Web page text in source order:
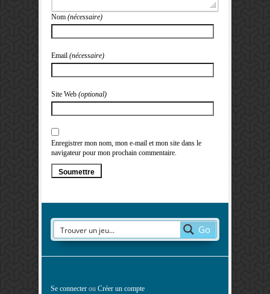
Nom (nécessaire)
Email (nécessaire)
Site Web (optional)
Enregistrer mon nom, mon e-mail et mon site dans le
navigateur pour mon prochain commentaire.
Go
Se connecter ou Créer un compte